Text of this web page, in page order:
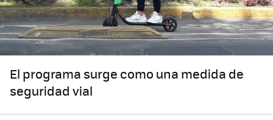
El programa surge como una medida de
seguridad vial